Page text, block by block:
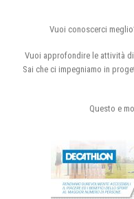
Vuoi conoscerci
Vuoi approfondire le attività
Sai che ci impegniamo in
Questo e